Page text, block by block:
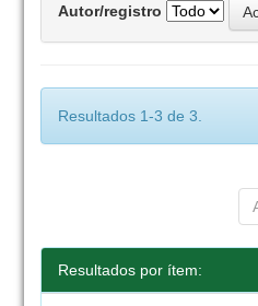
Autor/registro
Resultados 1-3 de 3.
Resultados por ítem: